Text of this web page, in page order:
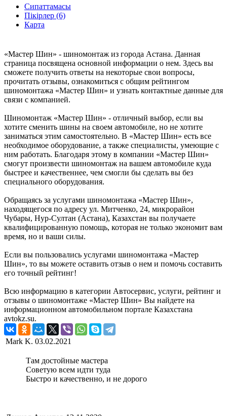
Сипаттамасы
Пікірлер (6)
Карта
«Мастер Шин» - шиномонтаж из города Астана. Данная
страница посвящена основной информации о нем. Здесь вы
сможете получить ответы на некоторые свои вопросы,
прочитать отзывы, ознакомиться с общим рейтингом
шиномонтажа «Мастер Шин» и узнать контактные данные для
связи с компанией.
Шиномонтаж «Мастер Шин» - отличный выбор, если вы
хотите сменить шины на своем автомобиле, но не хотите
заниматься этим самостоятельно. В «Мастер Шин» есть все
необходимое оборудование, а также специалисты, умеющие с
ним работать. Благодаря этому в компании «Мастер Шин»
смогут произвести шиномонтаж на вашем автомобиле куда
быстрее и качественнее, чем смогли бы сделать вы без
специального оборудования.
Обращаясь за услугами шиномонтажа «Мастер Шин»,
находящегося по адресу ул. Митченко, 24, микрорайон
Чубары, Нур-Султан (Астана), Казахстан вы получаете
квалифицированную помощь, которая не только экономит вам
время, но и ваши силы.
Если вы пользовались услугами шиномонтажа «Мастер
Шин», то вы можете оставить отзыв о нем и помочь составить
его точный рейтинг!
Всю информацию в категории Автосервис, услуги, рейтинг и
отзывы о шиномонтаже «Мастер Шин» Вы найдете на
информационном автомобильном портале Казахстана
avtokz.su.
Mark K. 03.02.2021
Там достойные мастера
Советую всем идти туда
Быстро и качественно, и не дорого